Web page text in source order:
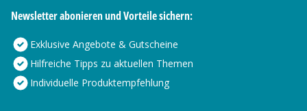
Newsletter abonieren und Vorteile sichern:
Exklusive Angebote & Gutscheine
Hilfreiche Tipps zu aktuellen Themen
Individuelle Produktempfehlung